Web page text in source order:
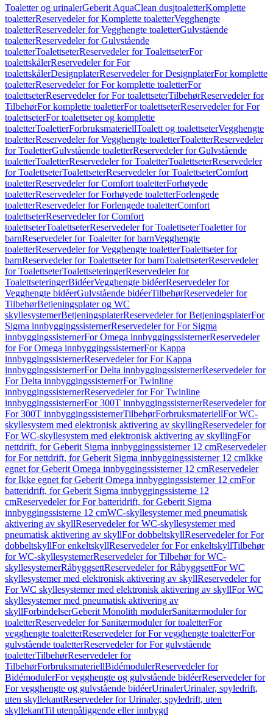
Toaletter og urinalerGeberit AquaClean dusjtoaletterKomplette
toaletterReservedeler for Komplette toaletterVegghengte
toaletterReservedeler for Vegghengte toaletterGulvstående
toaletterReservedeler for Gulvstående
toaletterToalettseterReservedeler for ToalettseterFor
toalettskålerReservedeler for For
toalettskålerDesignplaterReservedeler for DesignplaterFor komplette
toaletterReservedeler for For komplette toaletterFor
toalettseterReservedeler for For toalettseterTilbehørReservedeler for
TilbehørFor komplette toaletterFor toalettseterReservedeler for For
toalettseterFor toalettseter og komplette
toaletterToaletterForbruksmateriellToalett og toalettseterVegghengte
toaletterReservedeler for Vegghengte toaletterToaletterReservedeler
for ToaletterGulvstående toaletterReservedeler for Gulvstående
toaletterToaletterReservedeler for ToaletterToalettseterReservedeler
for ToalettseterToalettseterReservedeler for ToalettseterComfort
toaletterReservedeler for Comfort toaletterForhøyede
toaletterReservedeler for Forhøyede toaletterForlengede
toaletterReservedeler for Forlengede toaletterComfort
toalettseterReservedeler for Comfort
toalettseterToalettseterReservedeler for ToalettseterToaletter for
barnReservedeler for Toaletter for barnVegghengte
toaletterReservedeler for Vegghengte toaletterToalettseter for
barnReservedeler for Toalettseter for barnToalettseterReservedeler
for ToalettseterToalettseteringerReservedeler for
ToalettseteringerBidéerVegghengte bidéerReservedeler for
Vegghengte bidéerGulvstående bidéerTilbehørReservedeler for
TilbehørBetjeningsplater og WC
skyllesystemerBetjeningsplaterReservedeler for BetjeningsplaterFor
Sigma innbyggingssisternerReservedeler for For Sigma
innbyggingssisternerFor Omega innbyggingssisternerReservedeler
for For Omega innbyggingssisternerFor Kappa
innbyggingssisternerReservedeler for For Kappa
innbyggingssisternerFor Delta innbyggingssisternerReservedeler for
For Delta innbyggingssisternerFor Twinline
innbyggingssisternerReservedeler for For Twinline
innbyggingssisternerFor 300T innbyggingssisternerReservedeler for
For 300T innbyggingssisternerTilbehørForbruksmateriellFor WC-
skyllesystem med elektronisk aktivering av skyllingReservedeler for
For WC-skyllesystem med elektronisk aktivering av skyllingFor
nettdrift, for Geberit Sigma innbyggingssisterner 12 cmReservedeler
for For nettdrift, for Geberit Sigma innbyggingssisterner 12 cmIkke
egnet for Geberit Omega innbyggingssisterner 12 cmReservedeler
for Ikke egnet for Geberit Omega innbyggingssisterner 12 cmFor
batteridrift, for Geberit Sigma innbyggingssisterne 12
cmReservedeler for For batteridrift, for Geberit Sigma
innbyggingssisterne 12 cmWC-skyllesystemer med pneumatisk
aktivering av skyllReservedeler for WC-skyllesystemer med
pneumatisk aktivering av skyllFor dobbeltskyllReservedeler for For
dobbeltskyllFor enkeltskyllReservedeler for For enkeltskyllTilbehør
for WC-skyllesystemerReservedeler for Tilbehør for WC-
skyllesystemerRåbyggsettReservedeler for RåbyggsettFor WC
skyllesystemer med elektronisk aktivering av skyllReservedeler for
For WC skyllesystemer med elektronisk aktivering av skyllFor WC
skyllesystemer med pneumatisk aktivering av
skyllForbindelserGeberit Monolith modulerSanitærmoduler for
toaletterReservedeler for Sanitærmoduler for toaletterFor
vegghengte toaletterReservedeler for For vegghengte toaletterFor
gulvstående toaletterReservedeler for For gulvstående
toaletterTilbehørReservedeler for
TilbehørForbruksmateriellBidémodulerReservedeler for
BidémodulerFor vegghengte og gulvstående bidéerReservedeler for
For vegghengte og gulvstående bidéerUrinalerUrinaler, spyledrift,
uten skyllekantReservedeler for Urinaler, spyledrift, uten
skyllekantTil utenpåliggende eller innbygd